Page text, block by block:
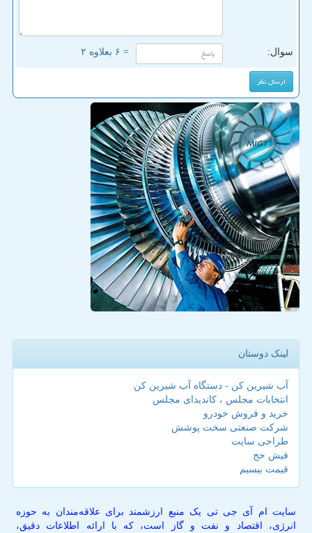
سوال: = ۶ بعلاوه ۲
لینک دوستان
آب شیرین کن - دستگاه آب شیرین کن
انتخابات مجلس ، کاندیدای مجلس
خرید و فروش خودرو
شرکت صنعتی سخت پوشش
طراحی سایت
فیش حج
قیمت بیسیم
سایت ام آی جی تی یک منبع ارزشمند برای علاقه‌مندان به حوزه
انرژی، اقتصاد و نفت و گاز است، که با ارائه اطلاعات دقیق،